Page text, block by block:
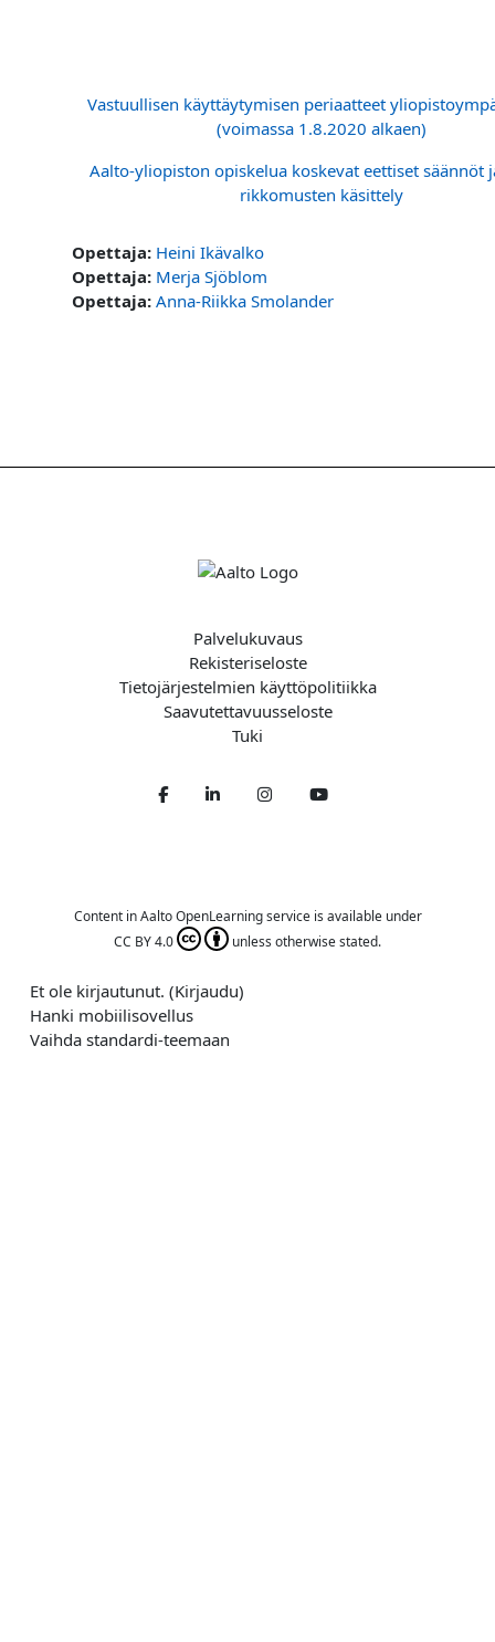
Vastuullisen käyttäytymisen periaatteet
(voimassa 1.8.2020 alkaen)
Aalto-yliopiston opiskelua koskevat eettiset säännöt
rikkomusten käsittely
Opettaja: Heini Ikävalko
Opettaja: Merja Sjöblom
Opettaja:Anna-Riikka Smolander
Palvelukuvaus
Rekisteriseloste
Tietojärjestelmien käyttöpolitiikka
Saavutettavuusseloste
Tuki
FacebookLinkedIn Twitter
Content in Aalto OpenLearning service is available under
CC BY 4.0
unless otherwise stated.
Et ole kirjautunut. (Kirjaudu)
Hanki mobiilisovellus
Vaihda standardi-teemaan